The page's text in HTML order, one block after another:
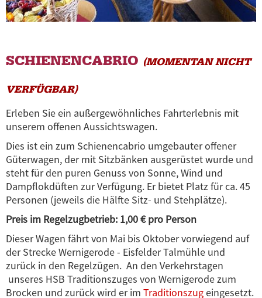
SCHIENENCABRIO (MOMENTAN NICHT
VERFÜGBAR)
Erleben Sie ein außergewöhnliches Fahrterlebnis mit
unserem offenen Aussichtswagen.
Dies ist ein zum Schienencabrio umgebauter offener
Güterwagen, der mit Sitzbänken ausgerüstet wurde und
steht für den puren Genuss von Sonne, Wind und
Dampflokdüften zur Verfügung. Er bietet Platz für ca. 45
Personen (jeweils die Hälfte Sitz- und Stehplätze).
Preis im Regelzugbetrieb: 1,00 € pro Person
Dieser Wagen fährt von Mai bis Oktober vorwiegend auf
der StreckeWernigerode - Eisfelder Talmühle und
zurück in den Regelzügen. An den Verkehrstagen
unseres HSB Traditionszuges von Wernigerodezum
Brocken und zurück wird er im Traditionszugeingesetzt.